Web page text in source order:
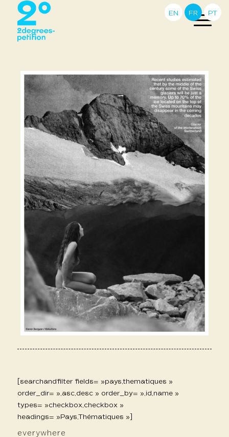
[searchandfilter fields= »pays,thematiques »
order_dir= »,asc,desc » order_by= »,id,name »
types= »checkbox,checkbox »
headings= »Pays,Thématiques »]
everywhere
EN FR PT